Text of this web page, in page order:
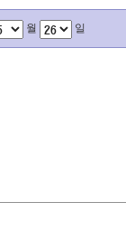
월 일